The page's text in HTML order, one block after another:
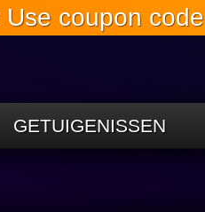
Ga naar de
hoofdinhoud
Use coupon code
GETUIGENISSEN